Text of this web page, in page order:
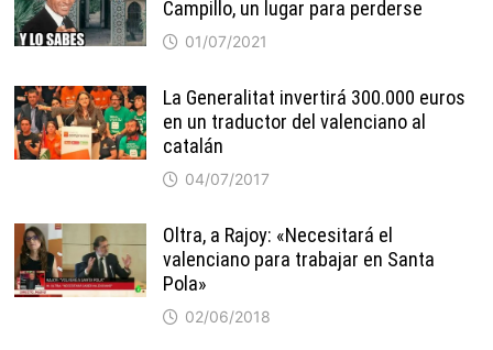
Campillo, un lugar para perderse
01/07/2021
La Generalitat invertirá 300.000 euros
en un traductor del valenciano al
catalán
04/07/2017
Oltra, a Rajoy: «Necesitará el
valenciano para trabajar en Santa
Pola»
02/06/2018